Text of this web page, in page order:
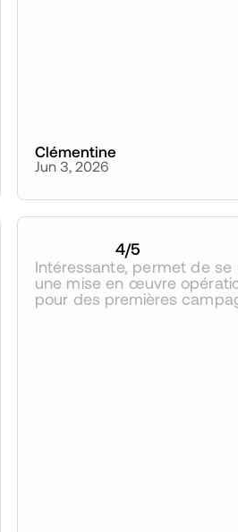
Clémentine
Jun 3, 2026
4/5
Intéressante, permet de se
une mise en œuvre
pour des premières